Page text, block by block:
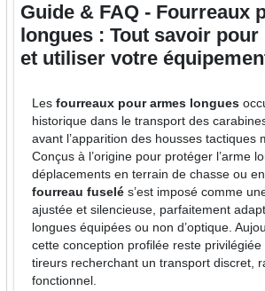
Guide & FAQ - Fourreaux
longues : Tout savoir
et utiliser votre
Lesfourreaux pour armes longues
historique dans le transport des
avant l’apparition des housses tactiques
Conçus à l’origine pour protéger l’arme
déplacements en terrain de chasse ou
fourreau fuselé s’est imposé comme
ajustée et silencieuse, parfaitement
longues équipées ou non d’optique.
cette conception profilée reste
tireurs recherchant un transport discret,
fonctionnel.